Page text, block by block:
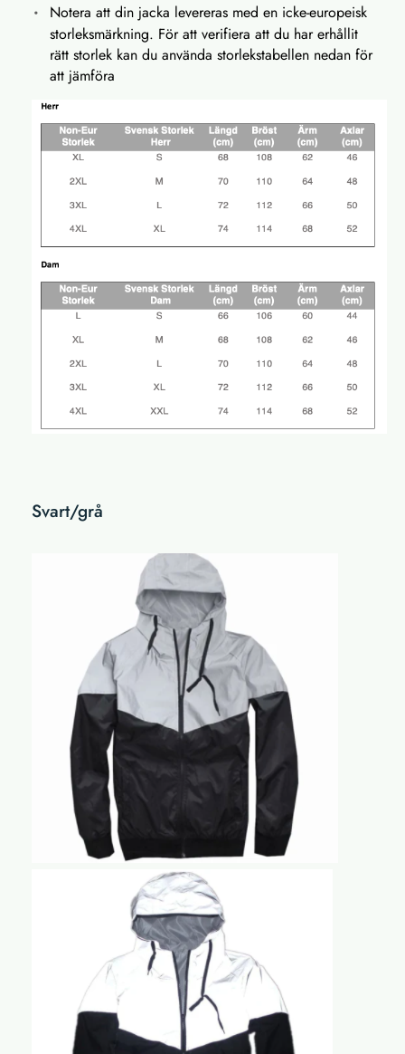
Notera att din jacka levereras med en icke-europeisk
storleksmärkning. För att verifiera att du har erhållit
rätt storlek kan du använda storlekstabellen nedan för
att jämföra
Svart/grå